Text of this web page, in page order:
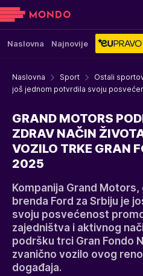
Naslovna Najnovije
Naslovna Sport Ostali
još jednom potvrdila svoju
GRAND MOTORS
ZDRAV NAČIN
VOZILO TRKE GRAN
2025
Kompanija Grand
brenda Ford za Srbiju je
svoju posvećenost
zajedništva i aktivnog
podršku trci Gran Fondo
zvanično vozilo ovog
događaja.